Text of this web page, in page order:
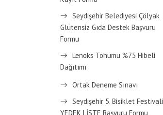
Seydişehir Belediyesi Çölyak
Glütensiz Gıda Destek Başvuru
Formu
Lenoks Tohumu %75 Hibeli
Dağıtımı
Ortak Deneme Sınavı
Seydişehir 5. Bisiklet Festivali
YEDEK LİSTE Başvuru Formu